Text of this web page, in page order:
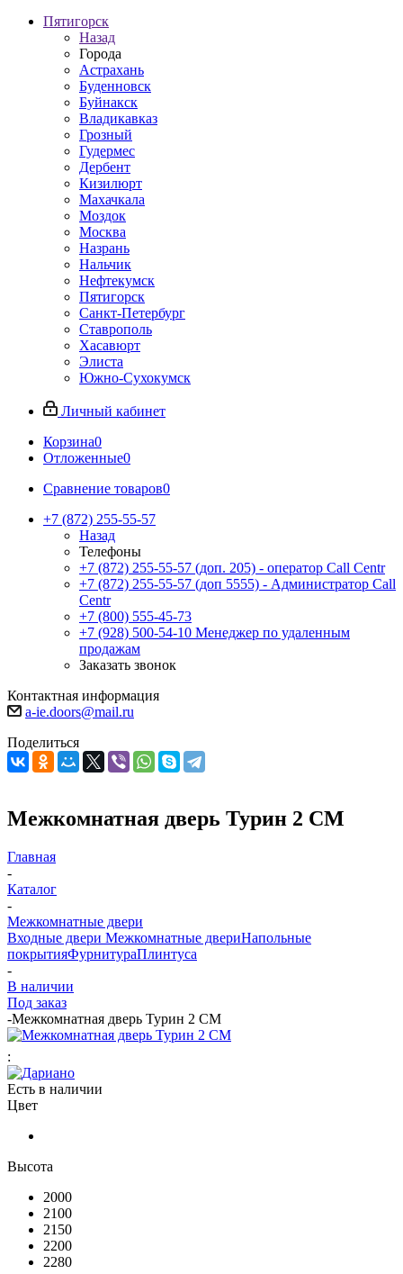
Пятигорск
Назад
Города
Астрахань
Буденновск
Буйнакск
Владикавказ
Грозный
Гудермес
Дербент
Кизилюрт
Махачкала
Моздок
Москва
Назрань
Нальчик
Нефтекумск
Пятигорск
Санкт-Петербург
Ставрополь
Хасавюрт
Элиста
Южно-Сухокумск
Личный кабинет
Корзина0
Отложенные0
Сравнение товаров0
+7 (872) 255-55-57
Назад
Телефоны
+7 (872) 255-55-57 (доп. 205) - оператор Call Centr
+7 (872) 255-55-57 (доп 5555) - Администратор Call
Centr
+7 (800) 555-45-73
+7 (928) 500-54-10 Менеджер по удаленным
продажам
Заказать звонок
Контактная информация
a-ie.doors@mail.ru
Поделиться
Межкомнатная дверь Турин 2 СМ
Главная
-
Каталог
-
Межкомнатные двери
Входные двери Межкомнатные двериНапольные
покрытияФурнитураПлинтуса
-
В наличии
Под заказ
-Межкомнатная дверь Турин 2 СМ
:
Есть в наличии
Цвет
Высота
2000
2100
2150
2200
2280